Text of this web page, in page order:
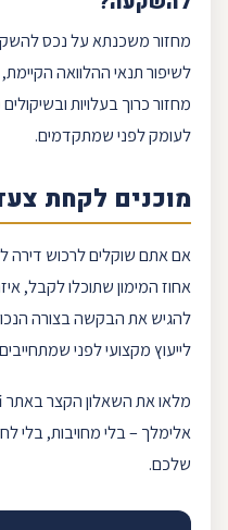
מחזור משכנתאעל נכס
לשיפור תנאי ההלוואה
מחזור כרוך בעלויות
לעומק לפני שמתקדמים.
מוכנים לקחת
אם אתם שוקלים לרכוש דירה
אחוז המימון שתוכלו לקבל,
להגיש את הבקשה בצורה
לייעוץ מקצועי לפני
מלאו את השאלוןהקצר באתר
אלימלך – בלי מחויבות, בלי
שלכם.